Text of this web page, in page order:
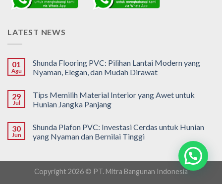
LATEST NEWS
01
Agu
Shunda Flooring PVC: Pilihan Lantai Modern yang
Nyaman, Elegan, dan Mudah Dirawat
29
Jul
Tips Memilih Material Interior yang Awet untuk
Hunian Jangka Panjang
30
Jun
Shunda Plafon PVC: Investasi Cerdas untuk Hunian
yang Nyaman dan Bernilai Tinggi
Copyright 2026 © PT. Mitra Bangunan Indonesia